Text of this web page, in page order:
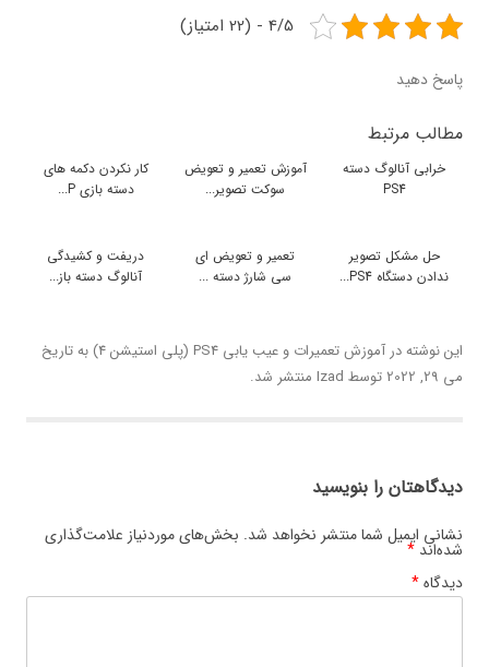
4/5 - (22 امتیاز)
پاسخ دهید
مطالب مرتبط
خرابی آنالوگ دسته
PS4
آموزش تعمیر و تعویض
سوکت تصویر...
کار نکردن دکمه های
دسته بازی P...
حل مشکل تصویر
ندادن دستگاه PS4...
تعمیر و تعویض ای
سی شارژ دسته ...
دریفت و کشیدگی
آنالوگ دسته باز...
این نوشته در آموزش تعمیرات و عیب یابی PS4 (پلی استیشن 4)
به تاریخ
می 29, 2022
توسط Izad منتشر شد.
دیدگاهتان را بنویسید
نشانی ایمیل شما منتشر نخواهد شد. بخش‌های موردنیاز علامت‌گذاری
شده‌اند*
دیدگاه*